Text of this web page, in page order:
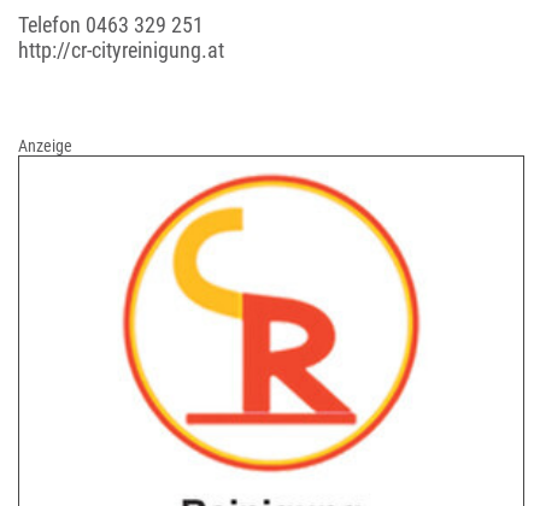
Telefon 0463 329 251
http://cr-cityreinigung.at
Anzeige